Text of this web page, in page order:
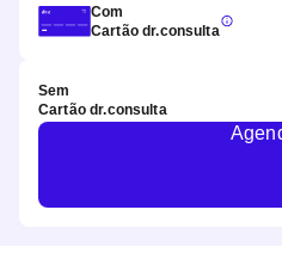
Com
Cartão dr.consulta
Sem
Cartão dr.consulta